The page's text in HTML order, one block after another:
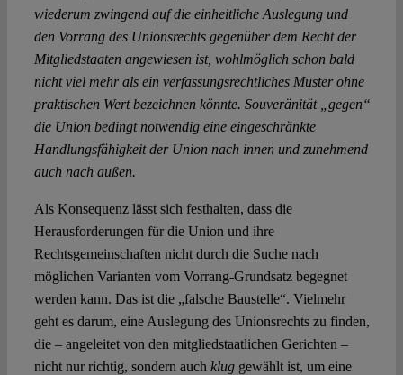
wiederum zwingend auf die einheitliche Auslegung und
den Vorrang des Unionsrechts gegenüber dem Recht der
Mitgliedstaaten angewiesen ist, wohlmöglich schon bald
nicht viel mehr als ein verfassungsrechtliches Muster ohne
praktischen Wert bezeichnen könnte. Souveränität „gegen“
die Union bedingt notwendig eine eingeschränkte
Handlungsfähigkeit der Union nach innen und zunehmend
auch nach außen.
Als Konsequenz lässt sich festhalten, dass die
Herausforderungen für die Union und ihre
Rechtsgemeinschaften nicht durch die Suche nach
möglichen Varianten vom Vorrang-Grundsatz begegnet
werden kann. Das ist die „falsche Baustelle“. Vielmehr
geht es darum, eine Auslegung des Unionsrechts zu finden,
die – angeleitet von den mitgliedstaatlichen Gerichten –
nicht nur richtig, sondern auch kluggewählt ist, um eine